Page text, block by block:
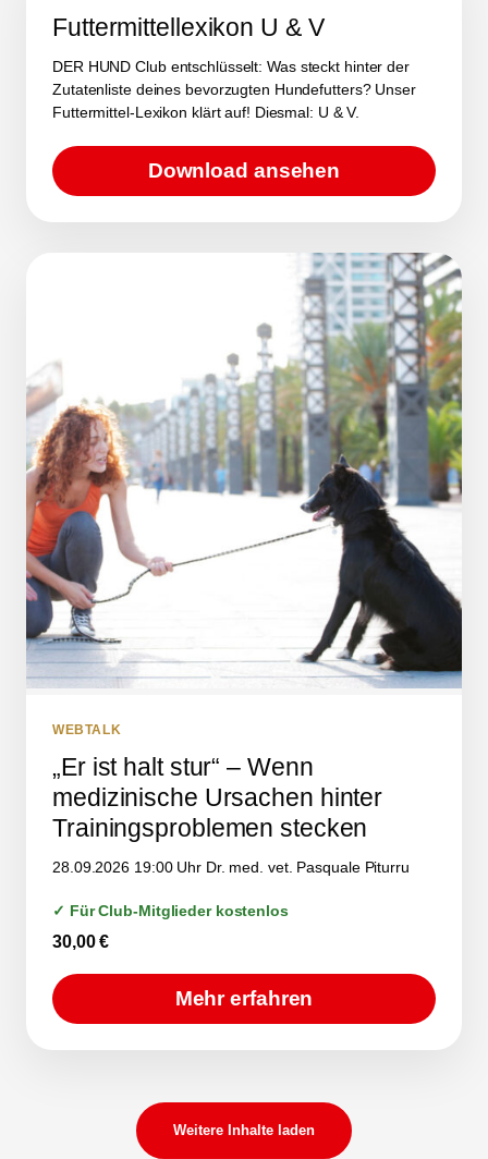
Futtermittellexikon U & V
DER HUND Club entschlüsselt: Was steckt hinter der
Zutatenliste deines bevorzugten Hundefutters? Unser
Futtermittel-Lexikon klärt auf! Diesmal: U & V.
Download ansehen
WEBTALK
„Er ist halt stur“ – Wenn
medizinische Ursachen hinter
Trainingsproblemen stecken
28.09.2026 19:00 Uhr Dr. med. vet. Pasquale Piturru
✓ Für Club-Mitglieder kostenlos
30,00€
Mehr erfahren
Weitere Inhalte laden